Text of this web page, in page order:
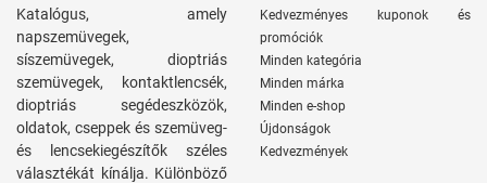
Katalógus, amely
napszemüvegek,
síszemüvegek, dioptriás
szemüvegek, kontaktlencsék,
dioptriás segédeszközök,
oldatok, cseppek és szemüveg-
és lencsekiegészítők széles
választékát kínálja. Különböző
Kedvezményes kuponok és
promóciók
Minden kategória
Minden márka
Minden e-shop
Újdonságok
Kedvezmények